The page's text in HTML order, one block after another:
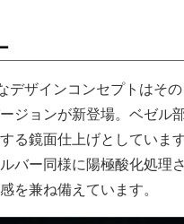
デザインコンセプトはそ
ジョンが新登場。ベゼル
る鏡面仕上げとしています
バー同様に陽極酸化処理
を兼ね備えています。